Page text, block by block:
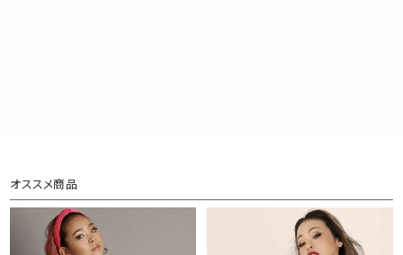
オススメ商品